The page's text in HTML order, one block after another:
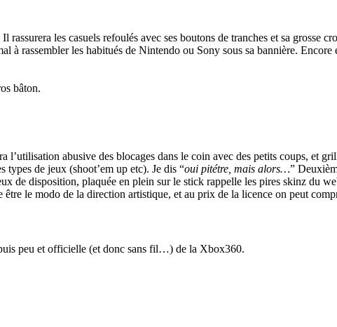
rassurera les casuels refoulés avec ses boutons de tranches et sa grosse
à rassembler les habitués de Nintendo ou Sony sous sa bannière.
bâton.
abusive des blocages dans le coin avec des petits coups, et
types de jeux (shoot’em up etc). Je dis “oui pitétre, mais alors…”
disposition, plaquée en plein sur le stick rappelle les pires skinz du
être le modo de la direction artistique, et au prix de la licence on peut
peu et officielle (et donc sans fil…) de la Xbox360.